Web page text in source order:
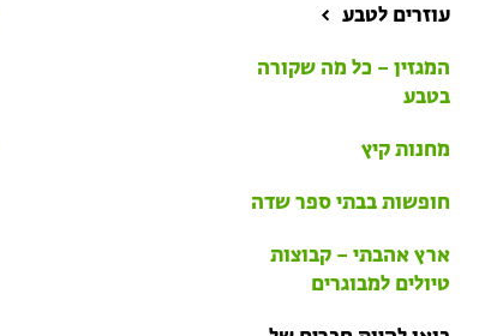
טיולים למבוגרים: ארץ
מחנות קיץ
עוזרים לטבע
המגזין – כל מה שקורה
בטבע
מחנות קיץ
חופשות בבתי ספר שדה
ארץ אהבתי – קבוצות
טיולים למבוגרים